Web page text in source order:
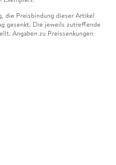
die Preisbindung dieser Artikel
gesenkt. Die jeweils zutreffende
Angaben zu Preissenkungen